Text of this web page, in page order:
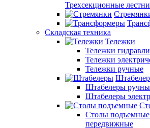
Трехсекционные
Складская техника
Тележки
Тележки
Тележки
Тележки ручные
Штабелеры
Штабелеры
Столы подъемные
передвижные